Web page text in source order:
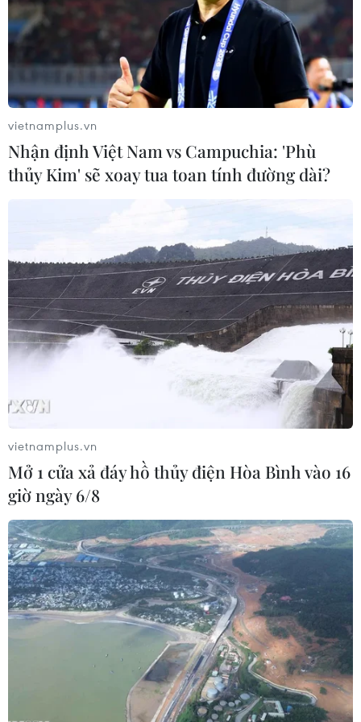
Tuyển Iran được vệ binh quốc gia
Mexico hộ tống, đón cú sốc lớn trước
World Cup
10/06/2026 04:30
Chưa ra sân tại vòng chung kết World Cup 2026, đội
tuyển Iran đã trở thành tâm điểm theo cách không ai
mong muốn. Không phải vì một chiến thắng gây sốc,
mà bởi những rắc rối dồn dập bên ngoài đường biên.
vietnamplus.vn
Nhận định Việt Nam vs Campuchia: 'Phù
thủy Kim' sẽ xoay tua toan tính đường dài?
vietnamplus.vn
Mở 1 cửa xả đáy hồ thủy điện Hòa Bình vào 16
giờ ngày 6/8